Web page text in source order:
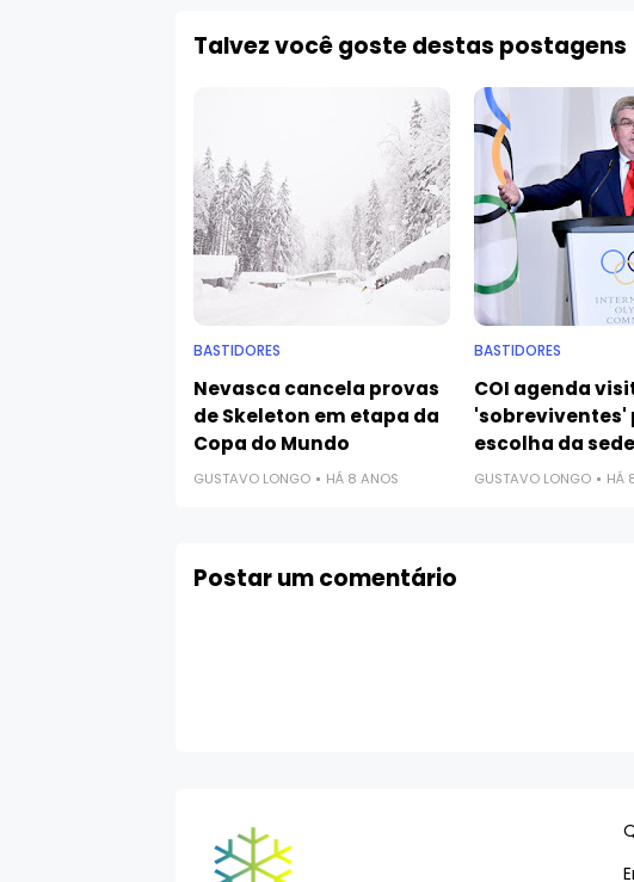
Talvez você goste destas postagens
BASTIDORES
Nevasca cancela provas
de Skeleton em etapa da
Copa do Mundo
GUSTAVO LONGO HÁ 8 ANOS
BASTIDORES
COI agenda
'sobreviventes'
escolha da
GUSTAVO LONGO HÁ
Postar um comentário